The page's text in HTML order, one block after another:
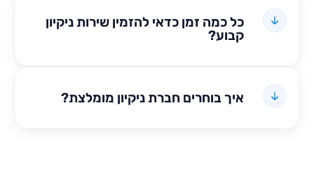
כל כמה זמן כדאי להזמין שירות ניקיון
קבוע?
איך בוחרים חברת ניקיון מומלצת?